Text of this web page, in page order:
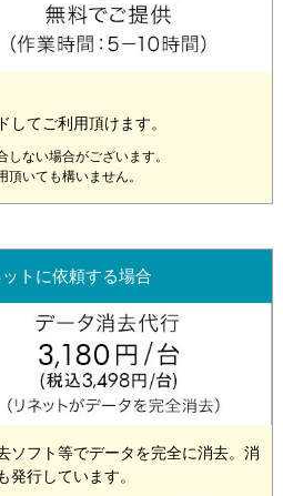
してご利用頂けます。
ない場合がございます。
いても構いません。
トに依頼する場合
ソフト等でデータを完全に消去。消
行しています。